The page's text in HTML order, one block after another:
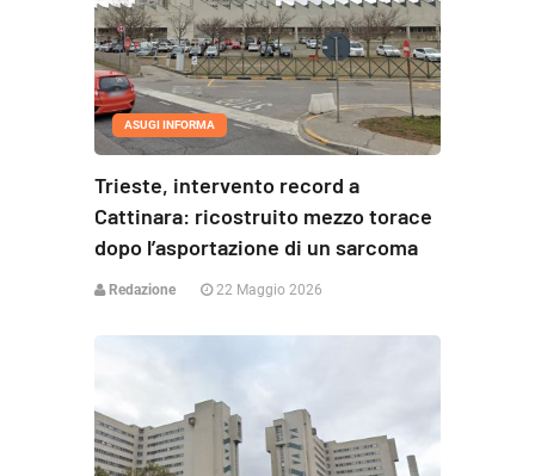
ASUGI INFORMA
Trieste, intervento record a
Cattinara: ricostruito mezzo torace
dopo l’asportazione di un sarcoma
Redazione 22 Maggio 2026